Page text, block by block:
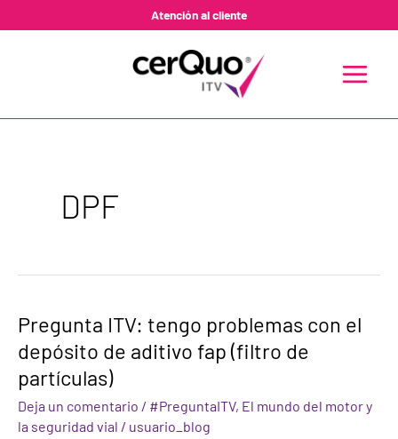
Atención al cliente
MENU
DPF
Pregunta ITV: tengo problemas con el
depósito de aditivo fap (filtro de
partículas)
Deja un comentario / #PreguntaITV, El mundo del motor y
la seguridad vial / usuario_blog
Pregunta
ITV:
tengo
problemas
con
el
depósito
de